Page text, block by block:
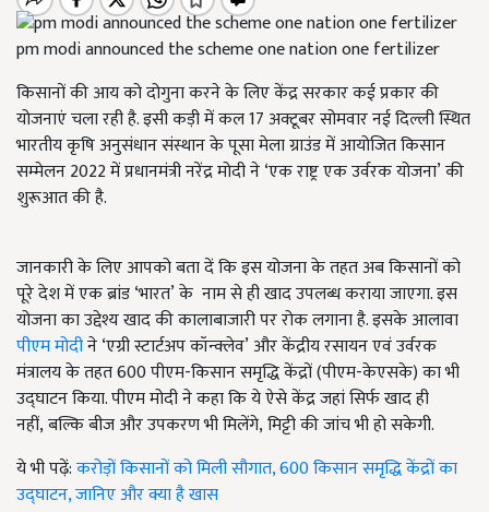
pm modi announced the scheme one nation one fertilizer
किसानों की आय को दोगुना करने के लिए केंद्र सरकार कई प्रकार की
योजनाएं चला रही है. इसी कड़ी में कल 17 अक्टूबर सोमवार नई दिल्ली स्थित
भारतीय कृषि अनुसंधान संस्थान के पूसा मेला ग्राउंड में आयोजित किसान
सम्मेलन 2022 में प्रधानमंत्री नरेंद्र मोदी ने‘एक राष्ट्र एक उर्वरक योजना’की
शुरूआत की है.
जानकारी के लिए आपको बता दें कि इस योजना के तहत अब किसानों को
पूरे देश में एक ब्रांड‘भारत’के नाम से ही खाद उपलब्ध कराया जाएगा. इस
योजना का उद्देश्य खाद की कालाबाजारी पर रोक लगाना है. इसके आलावा
पीएम मोदीने‘एग्री स्टार्टअप कॉन्क्लेव’और केंद्रीय रसायन एवं उर्वरक
मंत्रालय के तहत 600 पीएम-किसान समृद्धि केंद्रों (पीएम-केएसके) का भी
उद्घाटन किया. पीएम मोदी ने कहा कि ये ऐसे केंद्र जहां सिर्फ खाद ही
नहीं,बल्कि बीज और उपकरण भी मिलेंगे,मिट्टी की जांच भी हो सकेगी.
ये भी पढ़ें:करोड़ों किसानों को मिली सौगात, 600 किसान समृद्धि केंद्रों का
उद्घाटन, जानिए और क्या है खास